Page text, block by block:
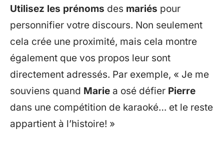
Utilisez les prénoms des mariés pour
personnifier votre discours. Non seulement
cela crée une proximité, mais cela montre
également que vos propos leur sont
directement adressés. Par exemple, « Je me
souviens quand Marie a osé défier Pierre
dans une compétition de karaoké… et le reste
appartient à l’histoire! »